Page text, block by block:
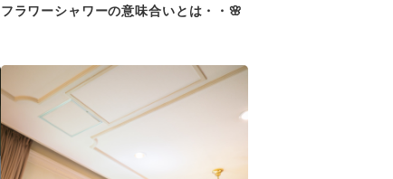
フラワーシャワーの意味合いとは・・🌸